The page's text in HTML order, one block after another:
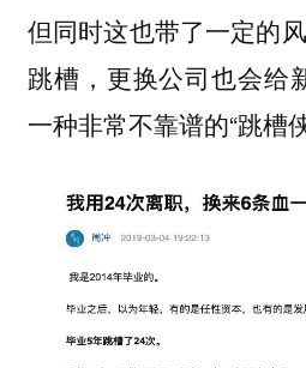
但同时这也带了一定的
跳槽，更换公司也会给
一种非常不靠谱的“跳槽